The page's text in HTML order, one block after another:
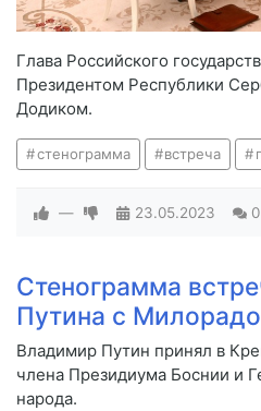
Глава Российского
Президентом Республики
Додиком.
стенограмма встреча
— 23.05.2023 0
Стенограмма
Путина с
Владимир Путин принял в
члена Президиума Боснии и
народа.